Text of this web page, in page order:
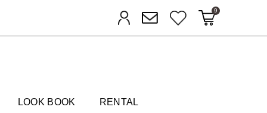
ログイン メルマガ登録お気に入りカートに入れる
9
LOOK BOOK RENTAL